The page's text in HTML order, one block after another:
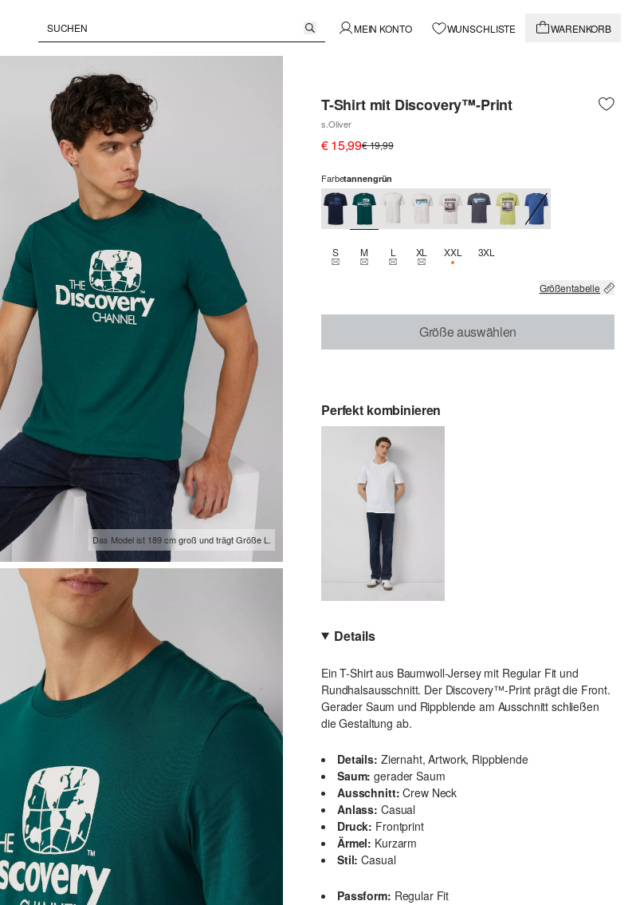
MEIN KONTO WUNSCHLISTE WARENKORB
Das Model ist 189 cm groß und trägt Größe L.
T-Shirt mit Discovery™-Print
s.Oliver
€ 15,99€ 19,99
Farbetannengrün
STHIS SIZE IS CURRENTLY OUT OF STOCK
MTHIS SIZE IS CURRENTLY OUT OF STOCK
LTHIS SIZE IS CURRENTLY OUT OF STOCK
XLTHIS SIZE IS CURRENTLY OUT OF STOCK
XXLNUR 3 VERFÜGBAR
3XL
Größentabelle
Größe auswählen
Perfekt kombinieren
Details
Ein T-Shirt aus Baumwoll-Jersey mit Regular Fit und
Rundhalsausschnitt. Der Discovery™-Print prägt die Front.
Gerader Saum und Rippblende am Ausschnitt schließen
die Gestaltung ab.
Details: Ziernaht, Artwork, Rippblende
Saum: gerader Saum
Ausschnitt: Crew Neck
Anlass: Casual
Druck: Frontprint
Ärmel: Kurzarm
Stil: Casual
Passform: Regular Fit